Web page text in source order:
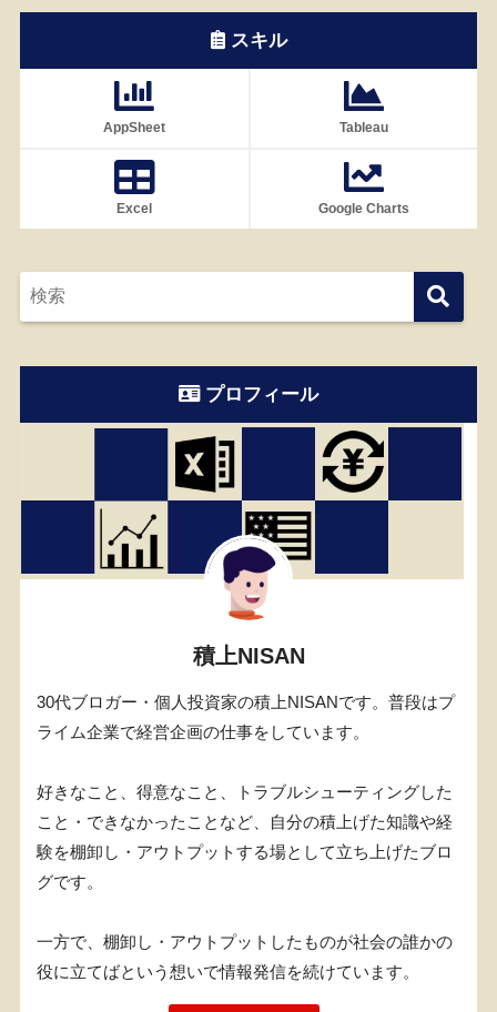
スキル
AppSheet Tableau
Excel Google Charts
プロフィール
積上NISAN
30代ブロガー・個人投資家の積上NISANです。普段はプ
ライム企業で経営企画の仕事をしています。
好きなこと、得意なこと、トラブルシューティングした
こと・できなかったことなど、自分の積上げた知識や経
験を棚卸し・アウトプットする場として立ち上げたブロ
グです。
一方で、棚卸し・アウトプットしたものが社会の誰かの
役に立てばという想いで情報発信を続けています。